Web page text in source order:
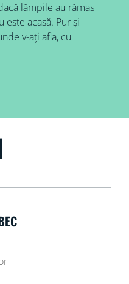
lămpile au rămas
acasă. Pur și
v-ați afla, cu